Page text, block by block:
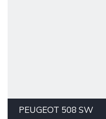
PEUGEOT 508 SW